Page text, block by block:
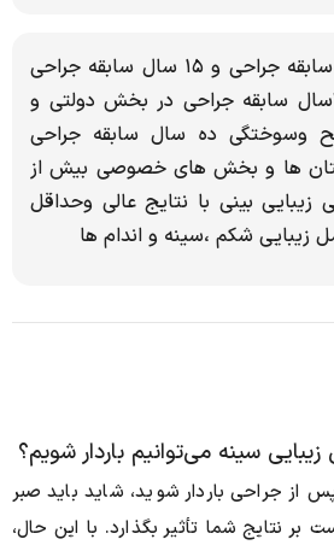
سوابق: ۲۰ سال سابقه جراحی و ۱۵ سال سابقه جراحی
فوق تخصصی ۷سال سابقه جراحی در بخش دولتی و
وسوختگی ده سال سابقه جراحی
ها و بخش های خصوصی بیش از
زیبایی بینی با نتایج عالی وحداقل
شکم ،سینه و اندام ها
سینه می‌توانیم باردار شویم؟
از جراحی باردار شوید، شاید باید صبر
بر نتایج شما تأثیر بگذارد. با این حال،